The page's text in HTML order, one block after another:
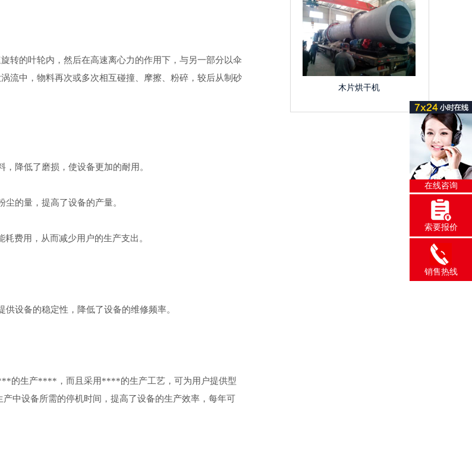
的叶轮内，然后在高速离心力的作用下，与另一部分以伞
流中，物料再次或多次相互碰撞、摩擦、粉碎，较后从制砂
降低了磨损，使设备更加的耐用。
的量，提高了设备的产量。
费用，从而减少用户的生产支出。
设备的稳定性，降低了设备的维修频率。
的生产****，而且采用****的生产工艺，可为用户提供型
中设备所需的停机时间，提高了设备的生产效率，每年可
木片烘干机
在线咨询
索要报价
销售热线